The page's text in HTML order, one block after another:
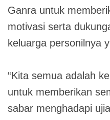
Ganra untuk
motivasi serta
keluarga personilnya
“Kita semua adalah
untuk memberikan
sabar menghadapi